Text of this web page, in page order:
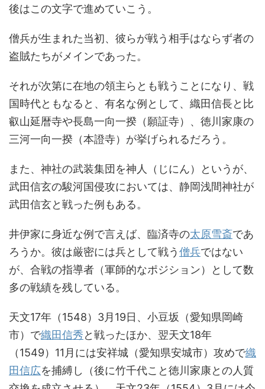
後はこの文字で進めていこう。
僧兵が生まれた当初、彼らが戦う相手はならず者の
盗賊たちがメインであった。
それが次第に在地の領主らとも戦うことになり、戦
国時代ともなると、有名な例として、織田信長と比
叡山延暦寺や長島一向一揆（願証寺）、徳川家康の
三河一向一揆（本證寺）が挙げられるだろう。
また、神社の武装集団を神人（じにん）というが、
武田信玄の駿河国侵攻においては、静岡浅間神社が
武田信玄と戦った例もある。
井伊家に身近な例で言えば、臨済寺の太原雪斎であ
ろうか。彼は厳密には兵として戦う僧兵ではない
が、合戦の指導者（軍師的なポジション）として数
多の戦績を残している。
天文17年（1548）3月19日、小豆坂（愛知県岡崎
市）で織田信秀と戦ったほか、翌天文18年
（1549）11月には安祥城（愛知県安城市）攻めで織
田信広を捕縛し（後に竹千代こと徳川家康との人質